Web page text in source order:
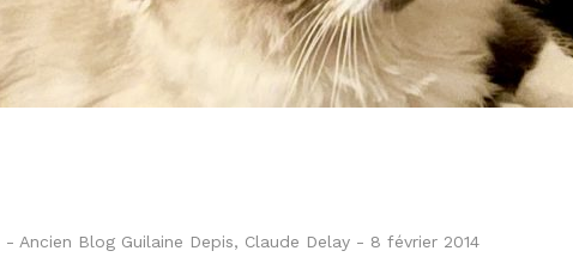
- Ancien Blog Guilaine Depis, Claude Delay - 8 février 2014